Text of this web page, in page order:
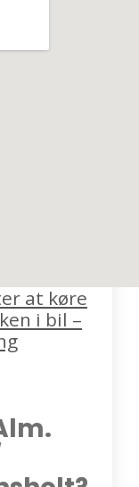
at køre
i bil –